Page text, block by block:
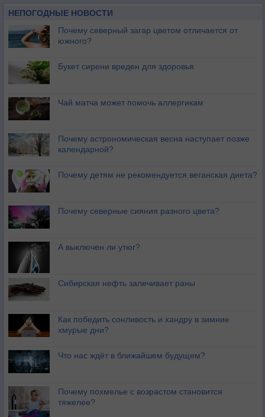
НЕПОГОДНЫЕ НОВОСТИ
Почему северный загар цветом отличается от
южного?
Букет сирени вреден для здоровья
Чай матча может помочь аллергикам
Почему астрономическая весна наступает позже
календарной?
Почему детям не рекомендуется веганская диета?
Почему северные сияния разного цвета?
А выключен ли утюг?
Сибирская нефть залечивает раны
Как победить сонливость и хандру в зимние
хмурые дни?
Что нас ждёт в ближайшем будущем?
Почему похмелье с возрастом становится
тяжелее?